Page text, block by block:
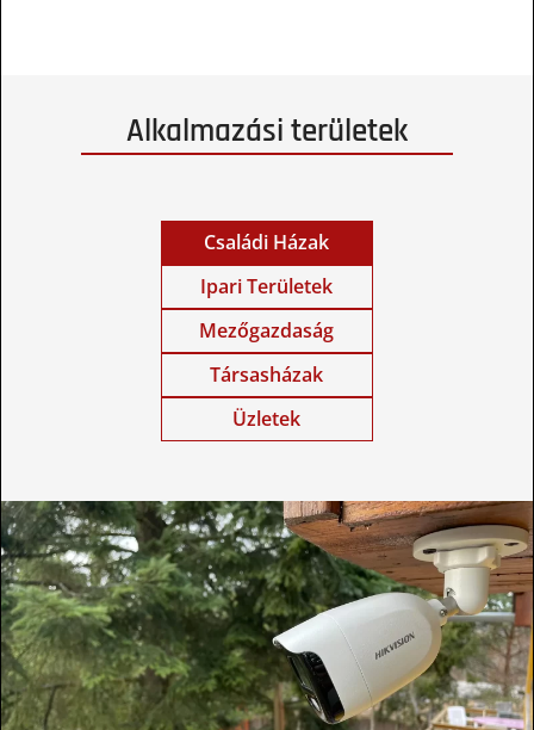
Alkalmazási területek
Családi Házak
Ipari Területek
Mezőgazdaság
Társasházak
Üzletek